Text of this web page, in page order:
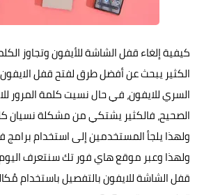
كيفية إلغاء قفل الشاشة للأيفون وتجاوز
الكثير يبحث عن أفضل طرق لفتح قفل
السري للايفون، في حال نسيت كلمة المرور
الصحيح، فالكثير يشتكي من مشكلة نسيان
ولهذا يلجأ المستخدمين إلى استخدام برامج
ولهذا وعبر موقع هاي فور تك سنتعرف
قفل الشاشة للايفون بالتفصيل باستخدام